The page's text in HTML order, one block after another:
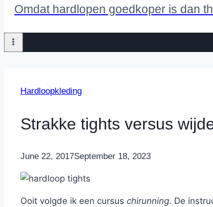
Omdat hardlopen goedkoper is dan
Hardloopkleding
Strakke tights versus
ByNicole
June 22, 2017September 18, 2023
Ooit volgde ik een cursus chirunning. De